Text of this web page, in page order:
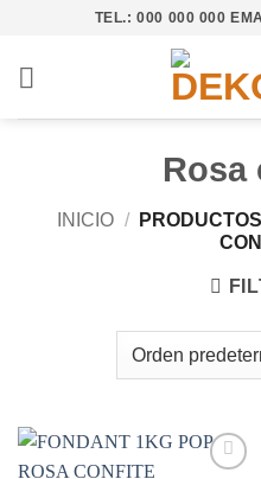
contenido
TEL.: 000 000 000
Rosa
INICIO /